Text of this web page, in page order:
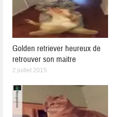
Golden retriever heureux de
retrouver son maitre
2 juillet 2015